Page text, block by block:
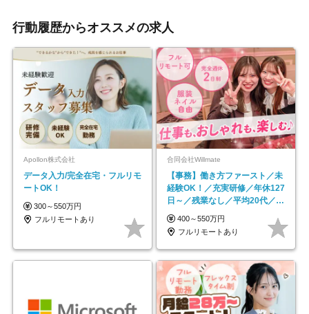
行動履歴からオススメの求人
Apollon株式会社
データ入力/完全在宅・フルリモ
ートOK！
300～550万円
フルリモートあり
合同会社Willmate
【事務】働き方ファースト／未
経験OK！／充実研修／年休127
日～／残業なし／平均20代／リ
モートOK
400～550万円
フルリモートあり